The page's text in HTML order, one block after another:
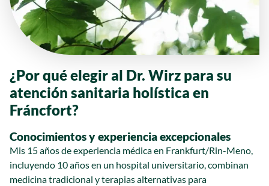
¿Por qué elegir al Dr. Wirz para su
atención sanitaria holística en
Fráncfort?
Conocimientos y experiencia excepcionales
Mis 15 años de experiencia médica en Frankfurt/Rin-Meno,
incluyendo 10 años en un hospital universitario, combinan
medicina tradicional y terapias alternativas para